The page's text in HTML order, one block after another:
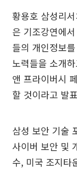
황용호 삼성리
은 기조강연에
들의 개인정보
노력들을 소개
앤 프라이버시
할 것이라고 발
삼성 보안 기술
사이버 보안 및
수, 미국 조지타